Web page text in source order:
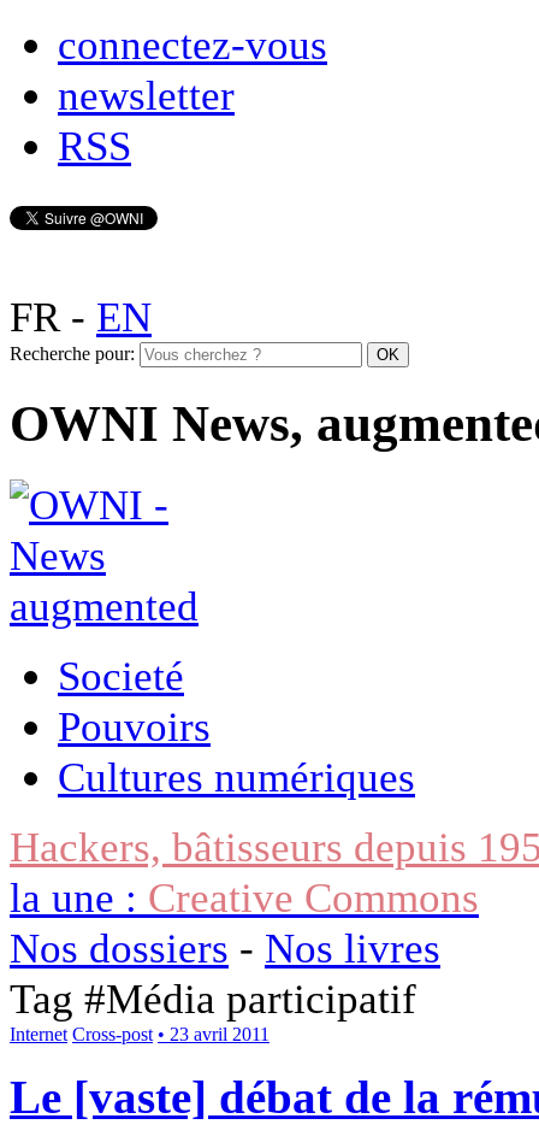
connectez-vous
newsletter
RSS
FR- EN
Recherche pour:
OWNI News,
Societé
Pouvoirs
Cultures numériques
Hackers, bâtisseurs depuis
la une : Creative Commons
Nos dossiers - Nos livres
Tag #Média participatif
Internet Cross-post • 23 avril 2011
Le [vaste] débat de la